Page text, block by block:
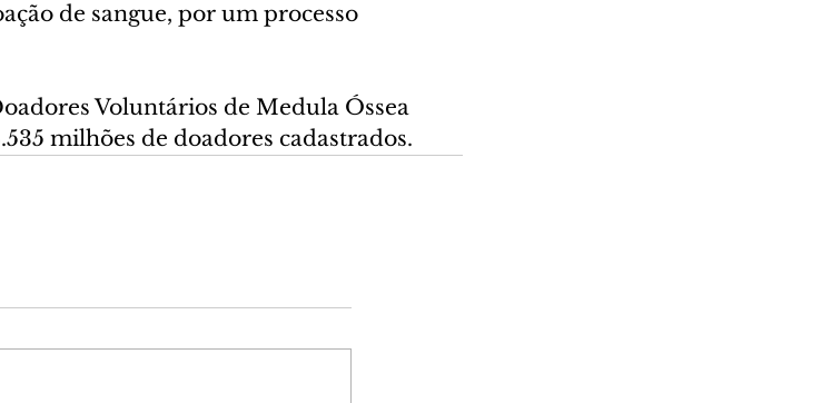
de sangue, por um processo
Voluntários de Medula Óssea
milhões de doadores cadastrados.